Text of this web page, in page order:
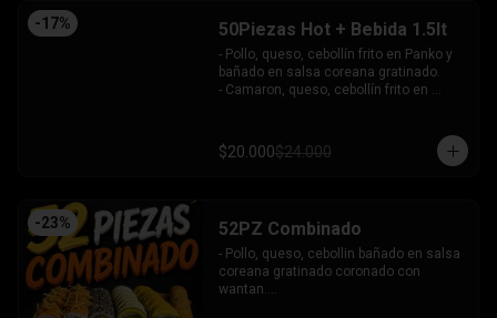
-17% 50Piezas Hot + Bebida 1.5lt
- Pollo, queso, cebollín frito en Panko y
bañado en salsa coreana gratinado.
- Camaron, queso, cebollín frito en
bañado en salsa tari.
- Salmón, queso, cebollín frito en Panko.
$20.000$24.000
-23% 52PZ Combinado
- Pollo, queso, cebollin bañado en salsa
coreana gratinado coronado con
wantan.